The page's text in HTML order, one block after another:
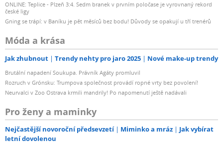
ONLINE: Teplice - Plzeň 3:4. Sedm branek v prvním poločase je vyrovnaný rekord
české ligy
Gning se trápí: v Baníku je pět měsíců bez bodu! Důvody se opakují u tří trenérů
Móda a krása
Jak zhubnout Trendy nehty pro jaro 2025 Nové make-up trendy
Brutální napadení Soukupa. Právník Agáty promluvil
Rozruch v Grónsku: Trumpova společnost provádí ropné vrty bez povolení!
Neurvalci v Zoo Ostrava krmili mandrily! Po napomenutí ještě nadávali
Pro ženy a maminky
Nejčastější novoroční předsevzetí Miminko a mráz
Jak vybírat
letní dovolenou